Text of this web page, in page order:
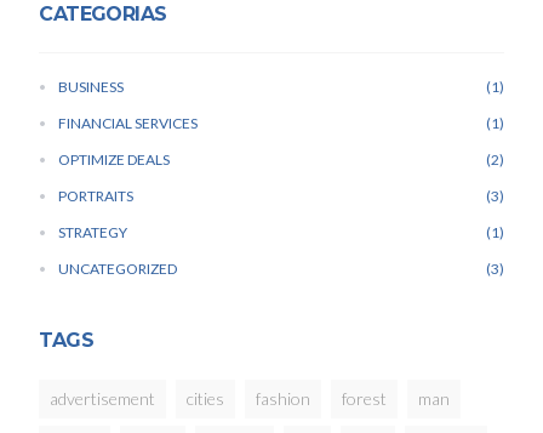
CATEGORIAS
BUSINESS
1
FINANCIAL SERVICES
1
OPTIMIZE DEALS
2
PORTRAITS
3
STRATEGY
1
UNCATEGORIZED
3
TAGS
advertisement cities fashion forest man